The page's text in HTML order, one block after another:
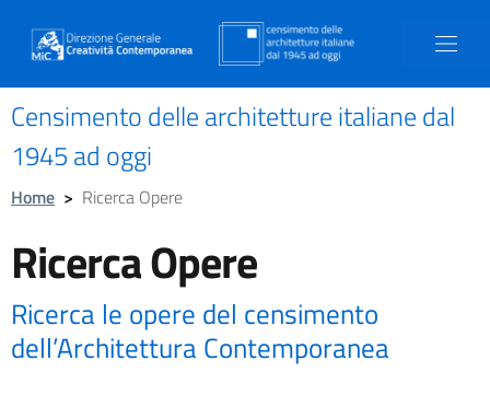
Censimento delle architetture italiane dal
1945 ad oggi
Home > Ricerca Opere
Ricerca Opere
Ricerca le opere del censimento
dell’Architettura Contemporanea